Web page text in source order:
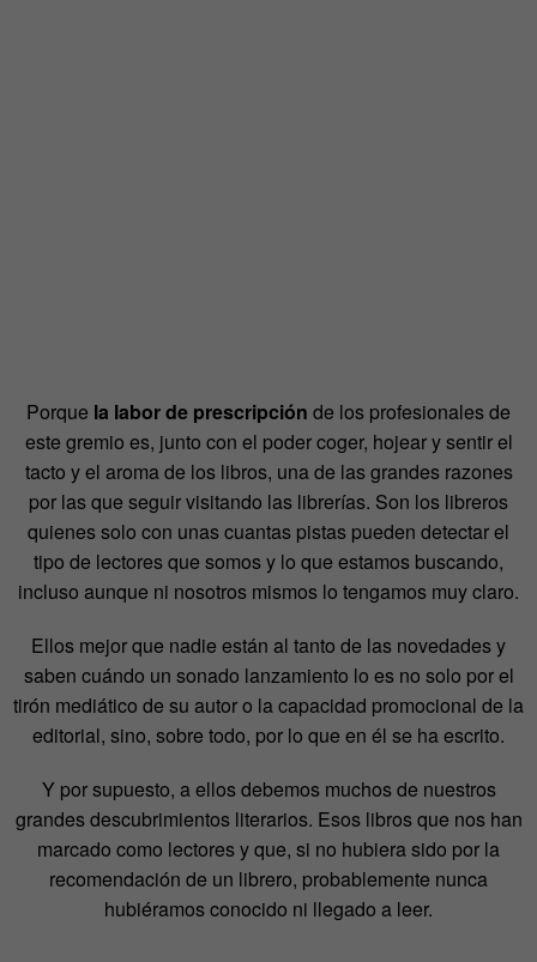
Porque la labor de prescripción de los profesionales de
este gremio es, junto con el poder coger, hojear y sentir el
tacto y el aroma de los libros, una de las grandes razones
por las que seguir visitando las librerías. Son los libreros
quienes solo con unas cuantas pistas pueden detectar el
tipo de lectores que somos y lo que estamos buscando,
incluso aunque ni nosotros mismos lo tengamos muy claro.
Ellos mejor que nadie están al tanto de las novedades y
saben cuándo un sonado lanzamiento lo es no solo por el
tirón mediático de su autor o la capacidad promocional de la
editorial, sino, sobre todo, por lo que en él se ha escrito.
Y por supuesto, a ellos debemos muchos de nuestros
grandes descubrimientos literarios. Esos libros que nos han
marcado como lectores y que, si no hubiera sido por la
recomendación de un librero, probablemente nunca
hubiéramos conocido ni llegado a leer.